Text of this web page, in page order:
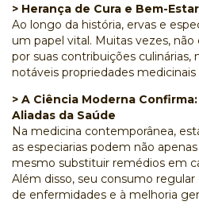
> Herança de Cura e Bem-
Ao longo da história, ervas e
um papel vital. Muitas vezes, não
por suas contribuições
notáveis propriedades medicinais
> A Ciência Moderna
Aliadas da Saúde
Na medicina contemporânea,
as especiarias podem não
mesmo substituir remédios em
Além disso, seu consumo regular
de enfermidades e à melhoria